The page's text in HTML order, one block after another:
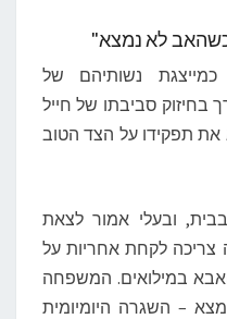
לא נמצא"
נשותיהם של
בחיזוק סביבתו של חייל
את תפקידו על הצד הטוב
ובעלי אמור לצאת
צריכה לקחת אחריות על
במילואים. המשפחה
– השגרה היומיומית